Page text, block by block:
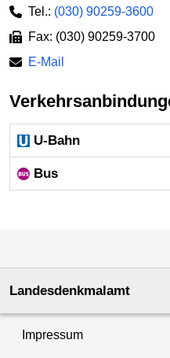
Tel.: (030) 90259-3600
Fax: (030) 90259-3700
E-Mail
U-Bahn
Bus
Landesdenkmal­amt
Impressum